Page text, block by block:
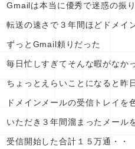
Gmailは本当に優秀で迷惑の振
転送の速さで３年間ほどドメイ
ずっとGmail頼りだった
毎日忙しすぎてそんな暇がなか
ちょっとえらいことになると昨
ドメインメールの受信トレイを
いただき３年間溜まったメール
受信開始した合計１５万通・・